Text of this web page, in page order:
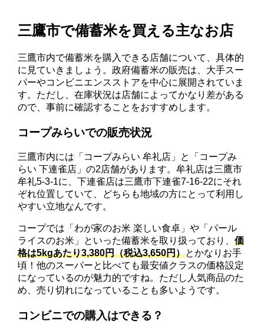
三鷹市で備蓄米を買える主なお店
三鷹市内で備蓄米を購入できる店舗について、具体的
に見ていきましょう。政府備蓄米の販売は、大手スー
パーやコンビニエンスストアを中心に展開されていま
す。ただし、在庫状況は店舗によってかなり差がある
ので、事前に確認することをおすすめします。
コープみらいでの販売状況
三鷹市内には「コープみらい 牟礼店」と「コープみ
らい 下連雀店」の2店舗があります。牟礼店は三鷹市
牟礼5-3-1に、下連雀店は三鷹市下連雀7-16-22にそれ
ぞれ位置していて、どちらも地域の方にとって利用し
やすい立地なんです。
コープでは「わが家のお米 楽しい食卓」や「パール
ライスのお米」といった備蓄米を取り扱っており、価
格は5kgあたり3,380円（税込3,650円）とかなりお手
頃！他のスーパーと比べても最安値クラスの価格設定
になっているのが魅力的ですね。ただし人気商品のた
め、売り切れになっていることも多いようです。
コンビニでの購入はできる？